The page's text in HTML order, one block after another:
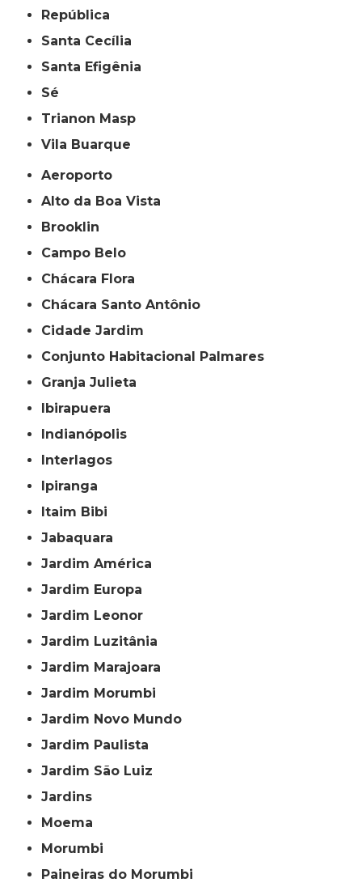
República
Santa Cecília
Santa Efigênia
Sé
Trianon Masp
Vila Buarque
Aeroporto
Alto da Boa Vista
Brooklin
Campo Belo
Chácara Flora
Chácara Santo Antônio
Cidade Jardim
Conjunto Habitacional Palmares
Granja Julieta
Ibirapuera
Indianópolis
Interlagos
Ipiranga
Itaim Bibi
Jabaquara
Jardim América
Jardim Europa
Jardim Leonor
Jardim Luzitânia
Jardim Marajoara
Jardim Morumbi
Jardim Novo Mundo
Jardim Paulista
Jardim São Luiz
Jardins
Moema
Morumbi
Paineiras do Morumbi